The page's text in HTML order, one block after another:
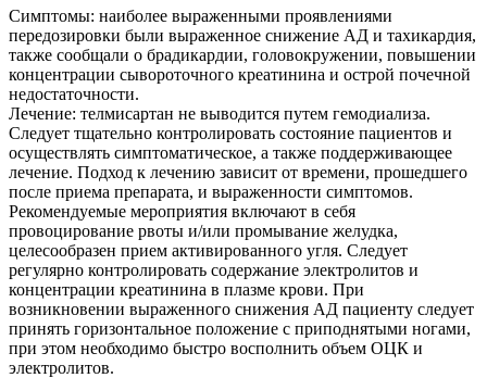
Симптомы: наиболее выраженными проявлениями
передозировки были выраженное снижение АД и тахикардия,
также сообщали о брадикардии, головокружении, повышении
концентрации сывороточного креатинина и острой почечной
недостаточности.
Лечение: телмисартан не выводится путем гемодиализа.
Следует тщательно контролировать состояние пациентов и
осуществлять симптоматическое, а также поддерживающее
лечение. Подход к лечению зависит от времени, прошедшего
после приема препарата, и выраженности симптомов.
Рекомендуемые мероприятия включают в себя
провоцирование рвоты и/или промывание желудка,
целесообразен прием активированного угля. Следует
регулярно контролировать содержание электролитов и
концентрации креатинина в плазме крови. При
возникновении выраженного снижения АД пациенту следует
принять горизонтальное положение с приподнятыми ногами,
при этом необходимо быстро восполнить объем ОЦК и
электролитов.